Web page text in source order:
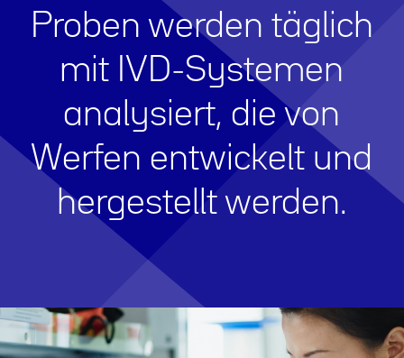
Proben werden täglich
mit IVD-Systemen
analysiert, die von
Werfen entwickelt und
hergestellt werden.